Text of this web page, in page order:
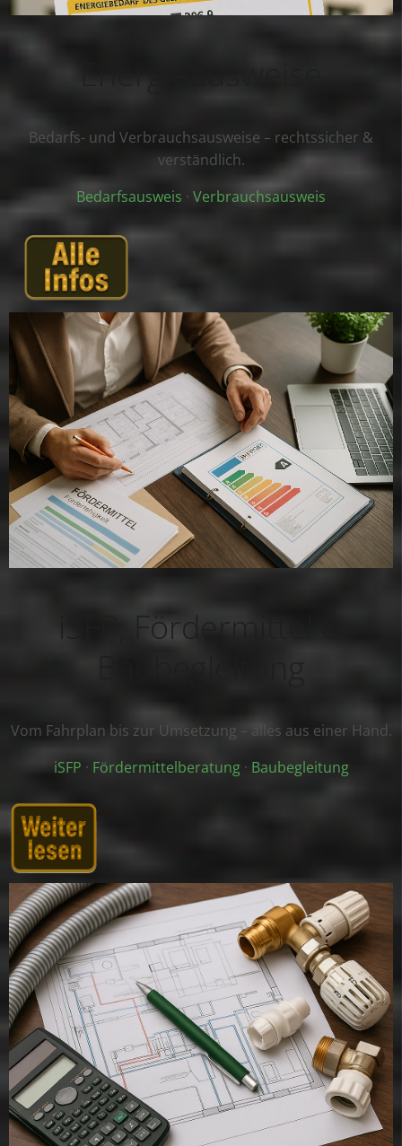
Energieausweise
Bedarfs- und Verbrauchsausweise – rechtssicher &
verständlich.
Bedarfsausweis · Verbrauchsausweis
iSFP, Fördermittel &
Baubegleitung
Vom Fahrplan bis zur Umsetzung – alles aus einer Hand.
iSFP · Fördermittelberatung· Baubegleitung